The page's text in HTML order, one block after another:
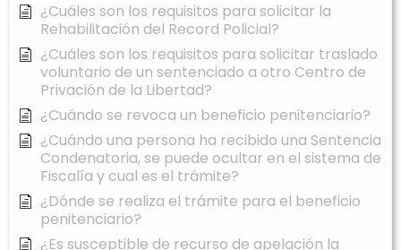
¿Cuáles son los requisitos para solicitar la
Rehabilitación del Record Policial?
¿Cuáles son los requisitos para solicitar traslado
voluntario de un sentenciado a otro Centro de
Privación de la Libertad?
¿Cuándo se revoca un beneficio penitenciario?
¿Cuándo una persona ha recibido una Sentencia
Condenatoria, se puede ocultar en el sistema de
Fiscalía y cual es el trámite?
¿Dónde se realiza el trámite para el beneficio
penitenciario?
¿Es susceptible de recurso de apelación la